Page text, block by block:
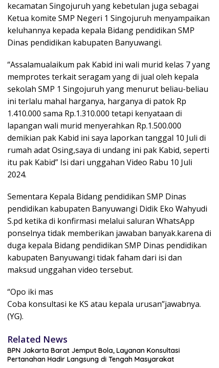
kecamatan Singojuruh yang kebetulan juga sebagai
Ketua komite SMP Negeri 1 Singojuruh menyampaikan
keluhannya kepada kepala Bidang pendidikan SMP
Dinas pendidikan kabupaten Banyuwangi.
“Assalamualaikum pak Kabid ini wali murid kelas 7 yang
memprotes terkait seragam yang di jual oleh kepala
sekolah SMP 1 Singojuruh yang menurut beliau-beliau
ini terlalu mahal harganya, harganya di patok Rp
1.410.000 sama Rp.1.310.000 tetapi kenyataan di
lapangan wali murid menyerahkan Rp.1.500.000
demikian pak Kabid ini saya laporkan tanggal 10 Juli di
rumah adat Osing,saya di undang ini pak Kabid, seperti
itu pak Kabid” Isi dari unggahan Video Rabu 10 Juli
2024.
Sementara Kepala Bidang pendidikan SMP Dinas
pendidikan kabupaten Banyuwangi Didik Eko Wahyudi
S.pd ketika di konfirmasi melalui saluran WhatsApp
ponselnya tidak memberikan jawaban banyak.karena di
duga kepala Bidang pendidikan SMP Dinas pendidikan
kabupaten Banyuwangi tidak faham dari isi dan
maksud unggahan video tersebut.
“Opo iki mas
Coba konsultasi ke KS atau kepala urusan”jawabnya.
(YG).
Related News
BPN Jakarta Barat Jemput Bola, Layanan Konsultasi
Pertanahan Hadir Langsung di Tengah Masyarakat